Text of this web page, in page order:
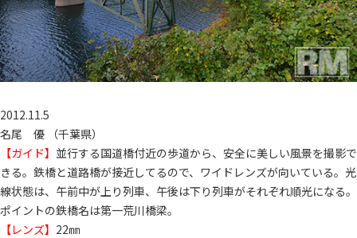
2012.11.5
名尾 優 （千葉県）
【ガイド】 並行する国道橋付近の歩道から、安全に美しい風景を撮影で
きる。鉄橋と道路橋が接近してるので、ワイドレンズが向いている。光
線状態は、午前中が上り列車、午後は下り列車がそれぞれ順光になる。
ポイントの鉄橋名は第一荒川橋梁。
【レンズ】 22㎜